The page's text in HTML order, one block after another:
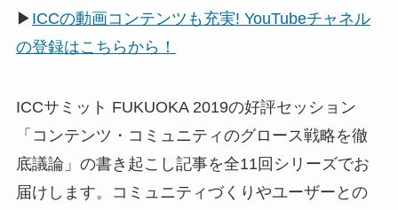
▶ ICCの動画コンテンツも充実! YouTubeチャネル
の登録はこちらから！
ICCサミット FUKUOKA 2019の好評セッション
「コンテンツ・コミュニティのグロース戦略を徹
底議論」の書き起こし記事を全11回シリーズでお
届けします。コミュニティづくりやユーザーとの